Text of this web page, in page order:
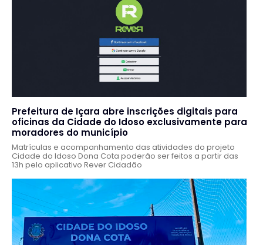
Prefeitura de Içara abre inscrições digitais para
oficinas da Cidade do Idoso exclusivamente para
moradores do município
Matrículas e acompanhamento das atividades do projeto
Cidade do Idoso Dona Cota poderão ser feitos a partir das
13h pelo aplicativo Rever Cidadão